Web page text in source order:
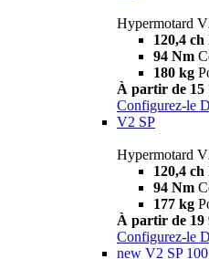
Hypermotard
120,4 ch
94 Nm
180 kg
À partir de 15
Configurez-le
V2 SP
Hypermotard
120,4 ch
94 Nm
177 kg
À partir de 19
Configurez-le
new V2 SP 100